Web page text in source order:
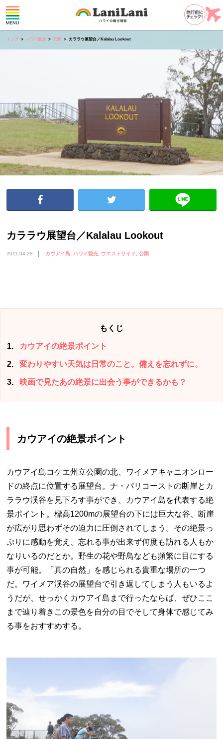
トップ ハワイ観光 公園 カララウ展望台／Kalalau Lookout
カララウ展望台／Kalalau Lookout
2011.04.28 カウアイ島 ハワイ観光 ウエストサイド 公園
もくじ
1 カウアイの絶景ポイント
2 変わりやすい天気は日常のこと。備えを忘れずに。
3 映画で見たあの絶景に出会う事ができるかも？
カウアイの絶景ポイント
カウアイ島コケエ州立公園の北、ワイメアキャニオンロー
ドの終点に位置する展望台。ナ・パリコーストの断崖とカ
ララウ渓谷を見下ろす事ができ、カウアイ島を代表する絶
景ポイント。標高1200mの展望台の下には巨大な谷、断崖
が広がり思わずその迫力に圧倒されてしまう。その絶景っ
ぷりに感動を覚え、忘れる事が出来ず何度も訪れる人もか
なりいるのだとか。野生の花や野鳥なども頻繁に目にする
事が可能。「真の自然」を感じられる貴重な場所の一つ
だ。ワイメア渓谷の展望台で引き返してしまう人もいるよ
うだが、せっかくカウアイ島まで行ったならば、ぜひここ
まで辿り着きこの景色を自分の目でそして身体で感じてみ
る事をおすすめする。